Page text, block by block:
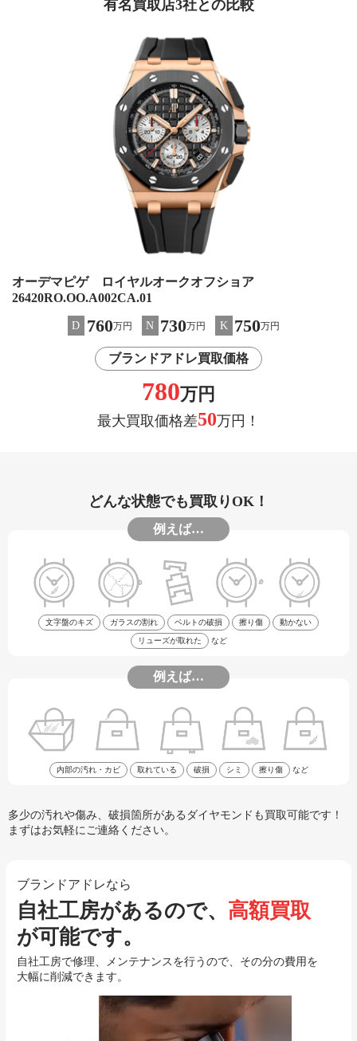
有名買取店3社との比較
オーデマピゲ ロイヤルオークオフショア
26420RO.OO.A002CA.01
D 760万円 N 730万円 K 750万円
ブランドアドレ買取価格
780万円
最大買取価格差50万円！
どんな状態でも買取りOK！
例えば…
文字盤のキズ ガラスの割れ ベルトの破損 擦り傷 動かない
リューズが取れた など
例えば…
内部の汚れ・カビ 取れている 破損 シミ 擦り傷 など
多少の汚れや傷み、破損箇所があるダイヤモンドも買取可能です！
まずはお気軽にご連絡ください。
ブランドアドレなら
自社工房があるので、 高額買取
が可能です。
自社工房で修理、メンテナンスを行うので、その分の費用を
大幅に削減できます。